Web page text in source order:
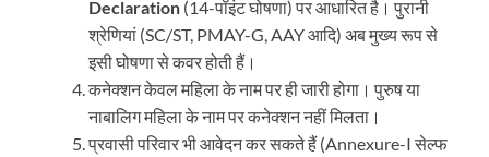
Declaration (14-पॉइंट घोषणा) पर आधारित है। पुरानी
श्रेणियां (SC/ST, PMAY-G, AAY आदि) अब मुख्य रूप से
इसी घोषणा से कवर होती हैं।
कनेक्शन केवल महिला के नाम पर ही जारी होगा। पुरुष या
नाबालिग महिला के नाम पर कनेक्शन नहीं मिलता।
प्रवासी परिवार भी आवेदन कर सकते हैं (Annexure-I सेल्फ